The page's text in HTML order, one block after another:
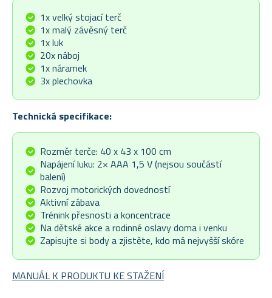
1x velký stojací terč
1x malý závěsný terč
1x luk
20x náboj
1x náramek
3x plechovka
Technická specifikace:
Rozměr terče: 40 x 43 x 100 cm
Napájení luku: 2× AAA 1,5 V (nejsou součástí
balení)
Rozvoj motorických dovedností
Aktivní zábava
Trénink přesnosti a koncentrace
Na dětské akce a rodinné oslavy doma i venku
Zapisujte si body a zjistěte, kdo má nejvyšší skóre
MANUÁL K PRODUKTU KE STAŽENÍ